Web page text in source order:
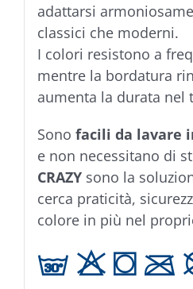
adattarsi
classici che moderni.
I colori resistono a
mentre la bordatura
aumenta la durata nel
Sono facili da lavare
e non necessitano di
CRAZYsono la
cerca praticità,
colore in più nel
g H T C